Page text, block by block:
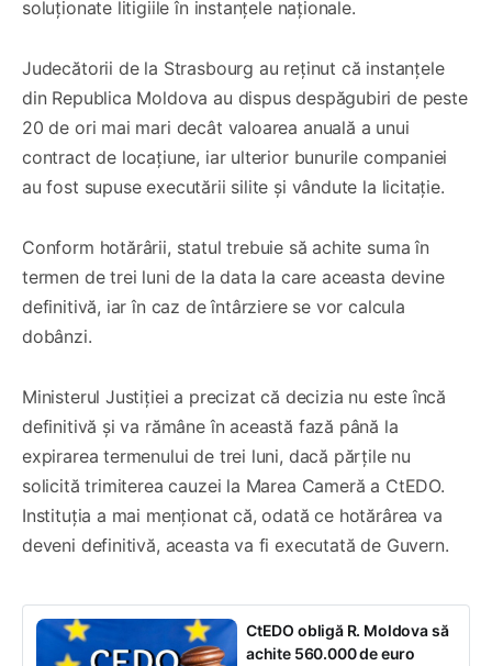
soluționate litigiile în instanțele naționale.
Judecătorii de la Strasbourg au reținut că instanțele
din Republica Moldova au dispus despăgubiri de peste
20 de ori mai mari decât valoarea anuală a unui
contract de locațiune, iar ulterior bunurile companiei
au fost supuse executării silite și vândute la licitație.
Conform hotărârii, statul trebuie să achite suma în
termen de trei luni de la data la care aceasta devine
definitivă, iar în caz de întârziere se vor calcula
dobânzi.
Ministerul Justiției a precizat că decizia nu este încă
definitivă și va rămâne în această fază până la
expirarea termenului de trei luni, dacă părțile nu
solicită trimiterea cauzei la Marea Cameră a CtEDO.
Instituția a mai menționat că, odată ce hotărârea va
deveni definitivă, aceasta va fi executată de Guvern.
CtEDO obligă R. Moldova să
achite 560.000 de euro